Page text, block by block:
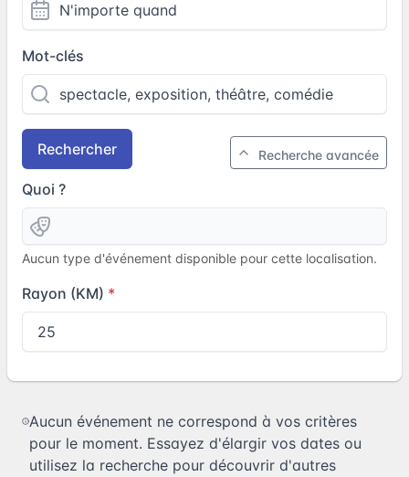
Mot-clés
Rechercher Recherche avancée
Quoi ?
Aucun type d'événement disponible pour cette localisation.
Rayon (KM)
Aucun événement ne correspond à vos critères
pour le moment. Essayez d'élargir vos dates ou
utilisez la recherche pour découvrir d'autres